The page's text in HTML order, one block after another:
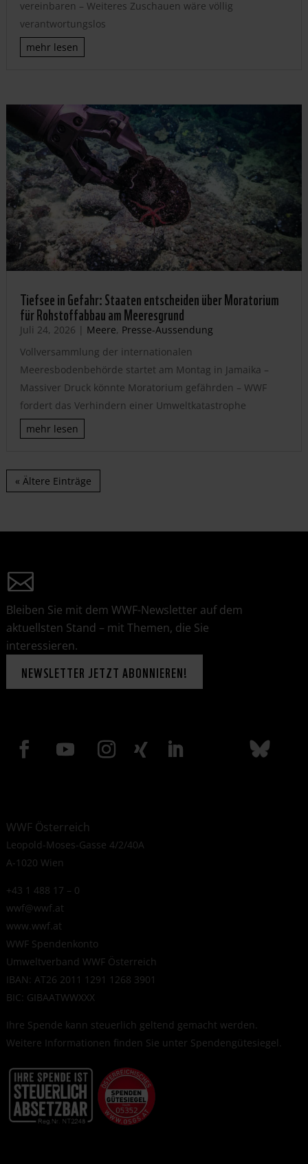
vereinbaren – Weiteres Zuschauen wäre völlig
verantwortungslos
mehr lesen
Tiefsee in Gefahr: Staaten entscheiden über Moratorium
für Rohstoffabbau am Meeresgrund
Juli 24, 2026 | Meere, Presse-Aussendung
Vollversammlung der internationalen
Meeresbodenbehörde startet am Montag in Jamaika –
Massiver Druck könnte Moratorium gefährden – WWF
fordert das Verhindern einer Umweltkatastrophe
mehr lesen
« Ältere Einträge
Bleiben Sie mit dem WWF-Newsletter auf dem
aktuellsten Stand – mit Themen, die Sie
interessieren.
NEWSLETTER JETZT ABONNIEREN!
WWF Österreich
Leopold-Moses-Gasse 4/2/40A
A-1020 Wien
+43 1 488 17 – 0
wwf@wwf.at
www.wwf.at
WWF Spendenkonto
Umweltverband WWF Österreich
IBAN: AT26 2011 1291 1268 3901
BIC: GIBAATWWXXX
Ihre Spende kann steuerlich geltend gemacht werden.
Weitere Informationen finden Sie unter Spendengütesiegel